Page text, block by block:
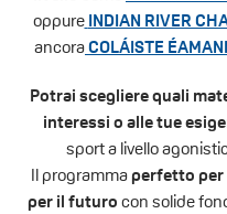
oppure INDIAN RIVER
ancoraCOLÁISTE
Potrai scegliere quali
interessi o alle tue
sport a livello
Il programmaperfetto per
per il futurocon solide